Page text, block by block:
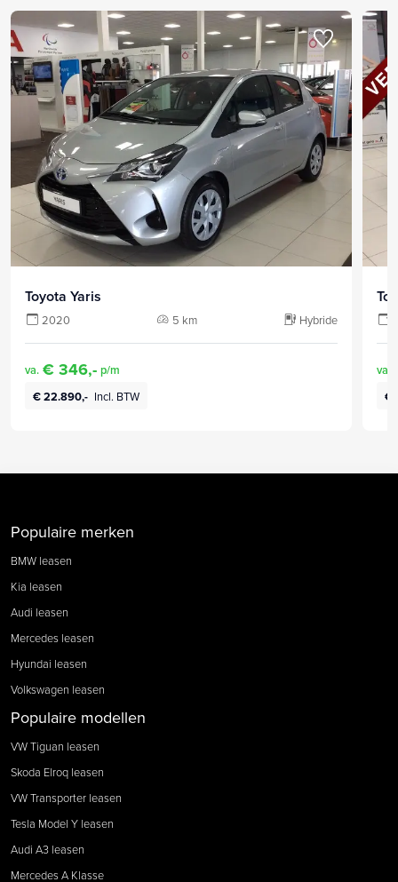
Toyota Yaris
2020 5 km Hybride
va. € 346,- p/m
€ 22.890,- Incl. BTW
va.
€
Populaire merken
BMW leasen
Kia leasen
Audi leasen
Mercedes leasen
Hyundai leasen
Volkswagen leasen
Populaire modellen
VW Tiguan leasen
Skoda Elroq leasen
VW Transporter leasen
Tesla Model Y leasen
Audi A3 leasen
Mercedes A Klasse